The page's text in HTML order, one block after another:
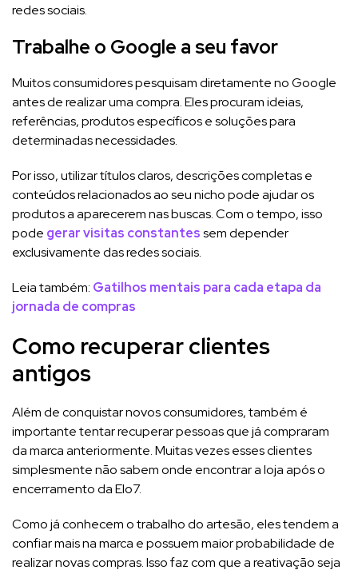
redes sociais.
Trabalhe o Google a seu favor
Muitos consumidores pesquisam diretamente no Google
antes de realizar uma compra. Eles procuram ideias,
referências, produtos específicos e soluções para
determinadas necessidades.
Por isso, utilizar títulos claros, descrições completas e
conteúdos relacionados ao seu nicho pode ajudar os
produtos a aparecerem nas buscas. Com o tempo, isso
pode gerar visitas constantessem depender
exclusivamente das redes sociais.
Leia também: Gatilhos mentais para cada etapa da
jornada de compras
Como recuperar clientes
antigos
Além de conquistar novos consumidores, também é
importante tentar recuperar pessoas que já compraram
da marca anteriormente. Muitas vezes esses clientes
simplesmente não sabem onde encontrar a loja após o
encerramento da Elo7.
Como já conhecem o trabalho do artesão, eles tendem a
confiar mais na marca e possuem maior probabilidade de
realizar novas compras. Isso faz com que a reativação seja